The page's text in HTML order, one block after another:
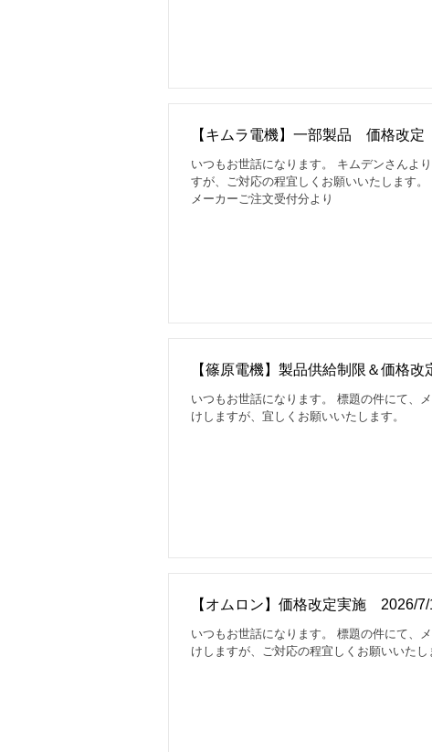
【キムラ電機】一部製品 価格改定
いつもお世話になります。 キムデンさんよ
すが、ご対応の程宜しくお願いいたします
メーカーご注文受付分より
【篠原電機】製品供給制限＆価格改
いつもお世話になります。 標題の件にて、
けしますが、宜しくお願いいたします。
【オムロン】価格改定実施 2026/7/
いつもお世話になります。 標題の件にて、
けしますが、ご対応の程宜しくお願いいたし